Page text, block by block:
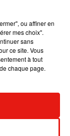
ou affiner en
mes choix".
sans
ce site. Vous
à tout
chaque page.